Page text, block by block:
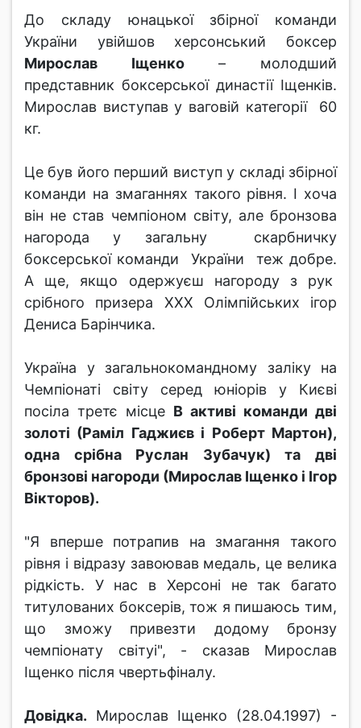
До складу юнацької збірної команди
України увійшов херсонський боксер
Мирослав Іщенко– молодший
представник боксерської династії Іщенків.
Мирослав виступав у ваговій категорії 60
кг.
Це був його перший виступ у складі збірної
команди на змаганнях такого рівня. І хоча
він не став чемпіоном світу, але бронзова
нагорода у загальну скарбничку
боксерської команди України теж добре.
А ще, якщо одержуєш нагороду з рук
срібного призера ХХХ Олімпійських ігор
Дениса Барінчика.
Україна у загальнокомандному заліку на
Чемпіонаті світу серед юніорів у Києві
посіла третє місце В активі команди дві
золоті (Раміл Гаджиєв і Роберт Мартон),
одна срібна Руслан Зубачук) та дві
бронзові нагороди (Мирослав Іщенко і Ігор
Вікторов).
"Я вперше потрапив на змагання такого
рівня і відразу завоював медаль, це велика
рідкість. У нас в Херсоні не так багато
титулованих боксерів, тож я пишаюсь тим,
що зможу привезти додому бронзу
чемпіонату світуі", - сказав Мирослав
Іщенко після чвертьфіналу.
Довідка. Мирослав Іщенко (28.04.1997) -